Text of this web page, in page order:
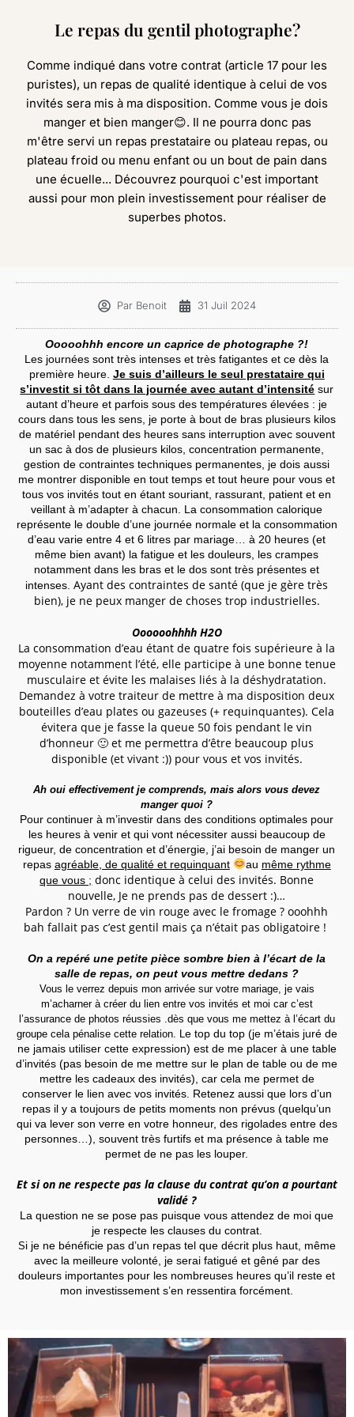
Le repas du gentil photographe?
Comme indiqué dans votre contrat (article 17 pour les
puristes), un repas de qualité identique à celui de vos
invités sera mis à ma disposition. Comme vous je dois
manger et bien manger😊. Il ne pourra donc pas
m'être servi un repas prestataire ou plateau repas, ou
plateau froid ou menu enfant ou un bout de pain dans
une écuelle... Découvrez pourquoi c'est important
aussi pour mon plein investissement pour réaliser de
superbes photos.
Par Benoit 31 Juil 2024
Ooooohhh encore un caprice de photographe ?!
Les journées sont très intenses et très fatigantes et ce dès la
première heure. Je suis d’ailleurs le seul prestataire qui
s’investit si tôt dans la journée avec autant d’intensité sur
autant d’heure et parfois sous des températures élevées : je
cours dans tous les sens, je porte à bout de bras plusieurs kilos
de matériel pendant des heures sans interruption avec souvent
un sac à dos de plusieurs kilos, concentration permanente,
gestion de contraintes techniques permanentes, je dois aussi
me montrer disponible en tout temps et tout heure pour vous et
tous vos invités tout en étant souriant, rassurant, patient et en
veillant à m’adapter à chacun. La consommation calorique
représente le double d’une journée normale et la consommation
d’eau varie entre 4 et 6 litres par mariage… à 20 heures (et
même bien avant) la fatigue et les douleurs, les crampes
notamment dans les bras et le dos sont très présentes et
intenses.Ayant des contraintes de santé (que je gère très
bien), je ne peux manger de choses trop industrielles.
Oooooohhhh H2O
La consommation d’eau étant de quatre fois supérieure à la
moyenne notamment l’été, elle participe à une bonne tenue
musculaire et évite les malaises liés à la déshydratation.
Demandez à votre traiteur de mettre à ma disposition deux
bouteilles d’eau plates ou gazeuses (+ requinquantes). Cela
évitera que je fasse la queue 50 fois pendant le vin
d’honneur 🙂 et me permettra d’être beaucoup plus
disponible (et vivant :)) pour vous et vos invités.
Ah oui effectivement je comprends, mais alors vous devez
manger quoi ?
Pour continuer à m’investir dans des conditions optimales pour
les heures à venir et qui vont nécessiter aussi beaucoup de
rigueur, de concentration et d’énergie, j’ai besoin de manger un
repas agréable, de qualité et requinquant au même rythme
que vous ; donc identique à celui des invités. Bonne
nouvelle, Je ne prends pas de dessert :)…
Pardon ? Un verre de vin rouge avec le fromage ? ooohhh
bah fallait pas c’est gentil mais ça n’était pas obligatoire !
On a repéré une petite pièce sombre bien à l’écart de la
salle de repas, on peut vous mettre dedans ?
Vous le verrez depuis mon arrivée sur votre mariage, je vais
m’acharner à créer du lien entre vos invités et moi car c’est
l’assurance de photos réussies .dès que vous me mettez à l’écart du
groupe cela pénalise cette relation. L e top du top (je m’étais juré de
ne jamais utiliser cette expression) est de me placer à une table
d’invités (pas besoin de me mettre sur le plan de table ou de me
mettre les cadeaux des invités), car cela me permet de
conserver le lien avec vos invités. Retenez aussi que lors d’un
repas il y a toujours de petits moments non prévus (quelqu’un
qui va lever son verre en votre honneur, des rigolades entre des
personnes…), souvent très furtifs et ma présence à table me
permet de ne pas les louper.
Et si on ne respecte pas la clause du contrat qu’on a pourtant
validé ?
La question ne se pose pas puisque vous attendez de moi que
je respecte les clauses du contrat.
Sije ne bénéficie pas d’un repas tel que décrit plus haut, même
avec la meilleure volonté, je serai fatigué et gêné par des
douleurs importantes pour les nombreuses heures qu’il reste et
mon investissement s’en ressentira forcément.